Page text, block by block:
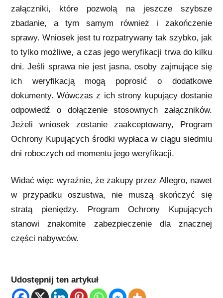
załączniki, które pozwolą na jeszcze szybsze
zbadanie, a tym samym również i zakończenie
sprawy. Wniosek jest tu rozpatrywany tak szybko, jak
to tylko możliwe, a czas jego weryfikacji trwa do kilku
dni. Jeśli sprawa nie jest jasna, osoby zajmujące się
ich weryfikacją mogą poprosić o dodatkowe
dokumenty. Wówczas z ich strony kupujący dostanie
odpowiedź o dołączenie stosownych załączników.
Jeżeli wniosek zostanie zaakceptowany, Program
Ochrony Kupujących środki wypłaca w ciągu siedmiu
dni roboczych od momentu jego weryfikacji.
Widać więc wyraźnie, że zakupy przez Allegro, nawet
w przypadku oszustwa, nie muszą skończyć się
stratą pieniędzy. Program Ochrony Kupujących
stanowi znakomite zabezpieczenie dla znacznej
części nabywców.
Udostępnij ten artykuł